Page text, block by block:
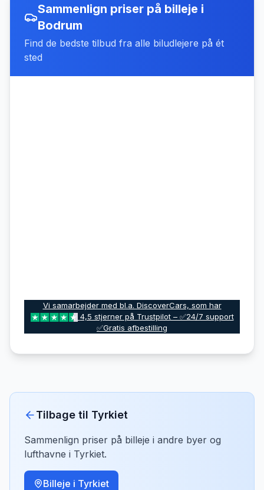
Sammenlign priser på billeje i
Bodrum
Find de bedste tilbud fra alle biludlejere på ét
sted
Vi samarbejder med bl.a. DiscoverCars, som har
4,5 stjerner på Trustpilot – ✅24/7 support
✅Gratis afbestilling
Tilbage til Tyrkiet
Sammenlign priser på billeje i andre byer og
lufthavne i Tyrkiet.
Billeje i Tyrkiet